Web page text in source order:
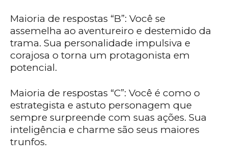
Maioria de respostas “B”: Você se
assemelha ao aventureiro e destemido da
trama. Sua personalidade impulsiva e
corajosa o torna um protagonista em
potencial.
Maioria de respostas “C”: Você é como o
estrategista e astuto personagem que
sempre surpreende com suas ações. Sua
inteligência e charme são seus maiores
trunfos.